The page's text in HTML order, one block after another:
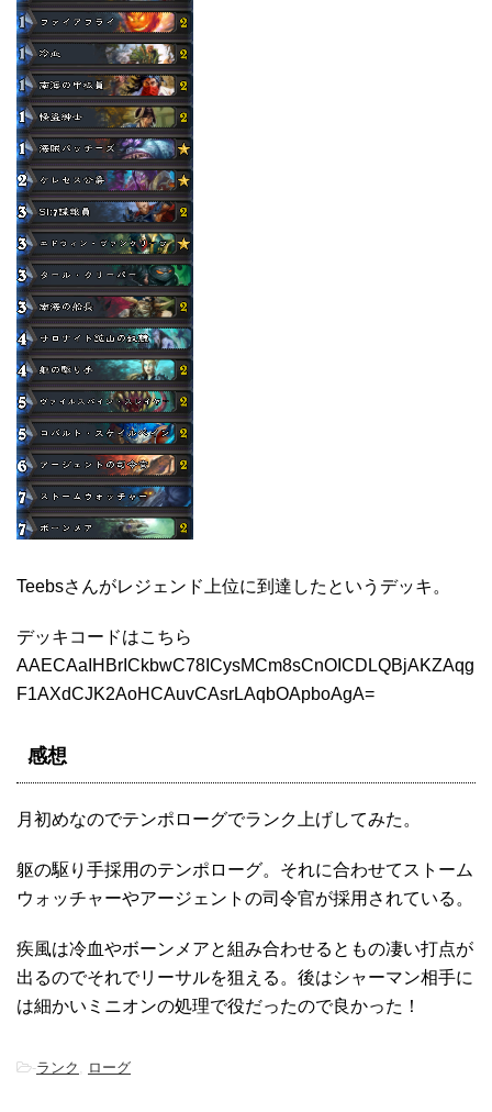
Teebsさんがレジェンド上位に到達したというデッキ。
デッキコードはこちら
AAECAaIHBrICkbwC78ICysMCm8sCnOICDLQBjAKZAqg
F1AXdCJK2AoHCAuvCAsrLAqbOApboAgA=
感想
月初めなのでテンポローグでランク上げしてみた。
躯の駆り手採用のテンポローグ。それに合わせてストーム
ウォッチャーやアージェントの司令官が採用されている。
疾風は冷血やボーンメアと組み合わせるともの凄い打点が
出るのでそれでリーサルを狙える。後はシャーマン相手に
は細かいミニオンの処理で役だったので良かった！
-ランク , ローグ